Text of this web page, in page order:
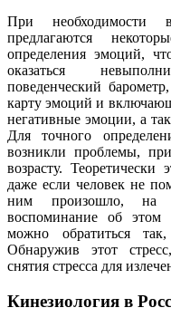
При необходимости
предлагаются
определения эмоций,
оказаться
поведенческий
карту эмоций и
негативные эмоции, а
Для точного
возникли проблемы,
возрасту. Теоретически
даже если человек не
ним произошло, на
воспоминание об
можно обратиться
Обнаружив этот
снятия стресса для
Кинезиология в